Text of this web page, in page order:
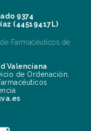
9374
(44519417L)
Farmacéuticos de
Valenciana
de Ordenación,